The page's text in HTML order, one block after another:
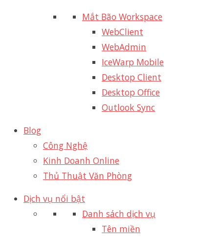
Mắt Bão Workspace
WebClient
WebAdmin
IceWarp Mobile
Desktop Client
Desktop Office
Outlook Sync
Blog
Công Nghệ
Kinh Doanh Online
Thủ Thuật Văn Phòng
Dịch vụ nổi bật
Danh sách dịch vụ
Tên miền